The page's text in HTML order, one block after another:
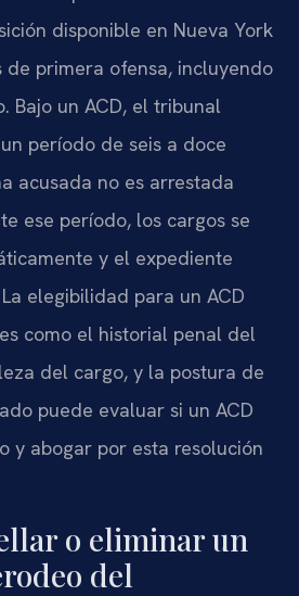
disponible en Nueva York
de primera ofensa, incluyendo
Bajo un ACD, el tribunal
período de seis a doce
acusada no es arrestada
ese período, los cargos se
y el expediente
elegibilidad para un ACD
como el historial penal del
del cargo, y la postura de
puede evaluar si un ACD
y abogar por esta resolución
o eliminar un
del